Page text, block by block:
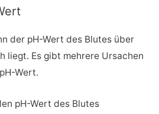
der pH-Wert des Blutes über
liegt. Es gibt mehrere Ursachen
Wert.
pH-Wert des Blutes